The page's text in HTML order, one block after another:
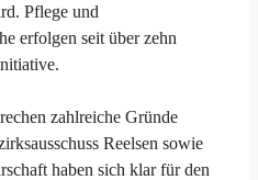
Pflege und
erfolgen seit über zehn
zahlreiche Gründe
Reelsen sowie
haben sich klar für den